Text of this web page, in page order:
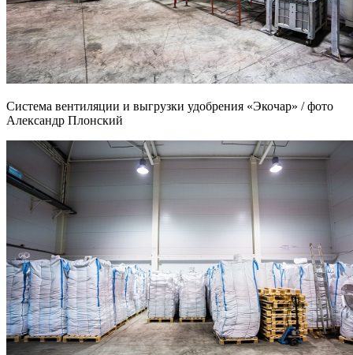
Система вентиляции и выгрузки удобрения «Экочар» / фото
Александр Плонский